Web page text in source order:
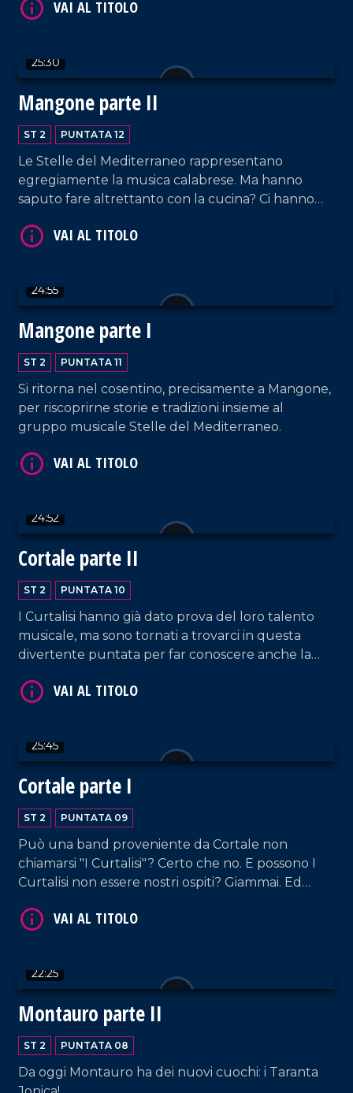
25:30
Mangone parte II
ST 2 PUNTATA 12
Le Stelle del Mediterraneo rappresentano
egregiamente la musica calabrese. Ma hanno
saputo fare altrettanto con la cucina? Ci hanno
24:55
Mangone parte I
ST 2 PUNTATA 11
Si ritorna nel cosentino, precisamente a Mangone,
per riscoprirne storie e tradizioni insieme al
gruppo musicale Stelle del Mediterraneo.
VAI AL TITOLO
24:52
Cortale parte II
ST 2 PUNTATA 10
I Curtalisi hanno già dato prova del loro talento
musicale, ma sono tornati a trovarci in questa
divertente puntata per far conoscere anche la
VAI AL TITOLO
25:45
Cortale parte I
ST 2 PUNTATA 09
Può una band proveniente da Cortale non
chiamarsi "I Curtalisi"? Certo che no. E possono I
Curtalisi non essere nostri ospiti? Giammai. Ed
VAI AL TITOLO
22:25
Montauro parte II
ST 2 PUNTATA 08
Da oggi Montauro ha dei nuovi cuochi: i Taranta
VAI AL TITOLO
VAI AL TITOLO
VAI AL TITOLO